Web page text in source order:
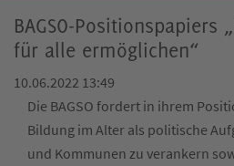
BAGSO-Positionspapiers
für alle ermöglichen“
10.06.2022 13:49
Die BAGSO fordert in ihrem
Bildung im Alter als politische
und Kommunen zu verankern